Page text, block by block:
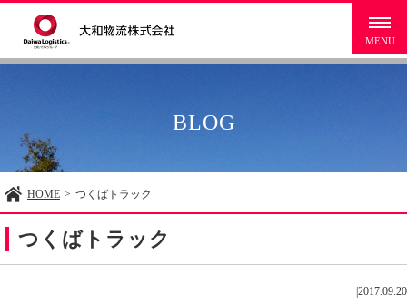
BLOG
HOME > つくばトラック
つくばトラック
2017.09.20